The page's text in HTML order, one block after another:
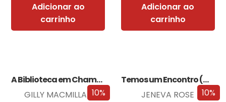
Adicionar ao
carrinho
Adicionar ao
carrinho
10%
A Biblioteca em Chamas
GILLY MACMILLAN
10%
Temos um Encontro (Outra Vez)
JENEVA ROSE